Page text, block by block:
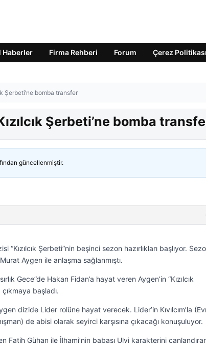
Haberler Firma Rehberi Forum Çerez Politikası
Şerbeti’ne bomba transfer
Şerbeti’ne bomba
güncellenmiştir.
“Kızılcık Şerbeti”nin beşinci sezon hazırlıkları başlıyor.
Aygen ile anlaşma sağlanmıştı.
Gece”de Hakan Fidan’a hayat veren Aygen’in “Kızılcık
başladı.
dizide Lider rolüne hayat verecek. Lider’in Kıvılcım’la
de abisi olarak seyirci karşısına çıkacağı konuşuluyor.
Gühan ile İlhami’nin babası Ulvi karakterini